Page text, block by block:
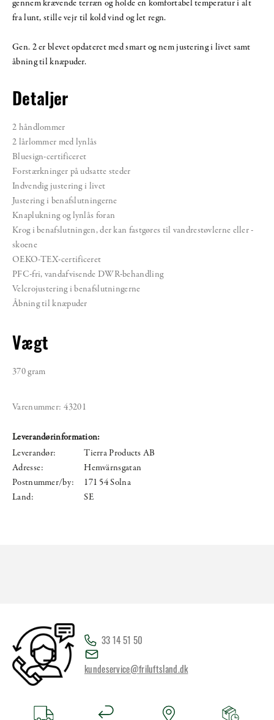
gennem krævende terræn og holde en komfortabel temperatur i alt
fra lunt, stille vejr til kold vind og let regn.
Gen. 2 er blevet opdateret med smart og nem justering i livet samt
åbning til knæpuder.
Detaljer
2 håndlommer
2 lårlommer med lynlås
Bluesign-certificeret
Forstærkninger på udsatte steder
Indvendig justering i livet
Justering i benafslutningerne
Knaplukning og lynlås foran
Krog i benafslutningen, der kan fastgøres til vandrestøvlerne eller -
skoene
OEKO-TEX-certificeret
PFC-fri, vandafvisende DWR-behandling
Velcrojustering i benafslutningerne
Åbning til knæpuder
Vægt
370 gram
Varenummer: 43201
Leverandørinformation:
Leverandør:
Tierra Products AB
Adresse:
Hemvärnsgatan
Postnummer/by:
171 54 Solna
Land:
SE
33 14 51 50
kundeservice@friluftsland.dk